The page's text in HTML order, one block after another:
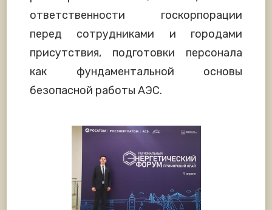
ответственности госкорпорации
перед сотрудниками и городами
присутствия, подготовки персонала
как фундаментальной основы
безопасной работы АЭС.